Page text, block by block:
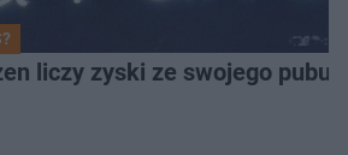
liczy zyski ze swojego